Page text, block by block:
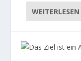
WEITERLESEN